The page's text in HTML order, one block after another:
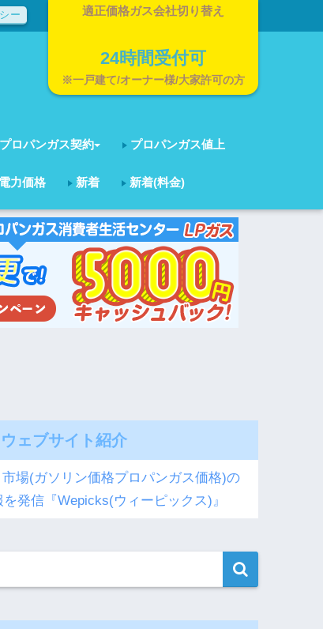
ー 適正価格ガス会社切り替え
24時間受付可
※一戸建て/オーナー様/大家許可の方
プロパンガス契約 プロパンガス値上
電力価格 新着 新着(料金)
ウェブサイト紹介
市場(ガソリン価格プロパンガス価格)の
を発信『Wepicks(ウィーピックス)』